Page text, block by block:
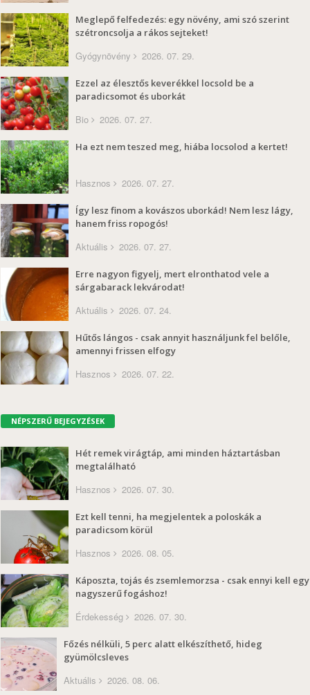
Meglepő felfedezés: egy növény, ami szó szerint
szétroncsolja a rákos sejteket!
Gyógynövény 2026. 07. 29.
Ezzel az élesztős keverékkel locsold be a
paradicsomot és uborkát
Bio 2026. 07. 27.
Ha ezt nem teszed meg, hiába locsolod a kertet!
Hasznos 2026. 07. 27.
Így lesz finom a kovászos uborkád! Nem lesz lágy,
hanem friss ropogós!
Aktuális 2026. 07. 27.
Erre nagyon figyelj, mert elronthatod vele a
sárgabarack lekvárodat!
Aktuális 2026. 07. 24.
Hűtős lángos - csak annyit használjunk fel belőle,
amennyi frissen elfogy
Hasznos 2026. 07. 22.
NÉPSZERŰ BEJEGYZÉSEK
Hét remek virágtáp, ami minden háztartásban
megtalálható
Hasznos 2026. 07. 30.
Ezt kell tenni, ha megjelentek a poloskák a
paradicsom körül
Hasznos 2026. 08. 05.
Káposzta, tojás és zsemlemorzsa - csak ennyi kell egy
nagyszerű fogáshoz!
Érdekesség 2026. 07. 30.
Főzés nélküli, 5 perc alatt elkészíthető, hideg
gyümölcsleves
Aktuális 2026. 08. 06.